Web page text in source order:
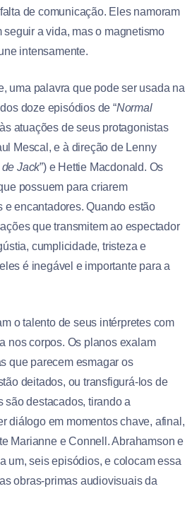
de comunicação. Eles namoram
seguir a vida, mas o magnetismo
intensamente.
uma palavra que pode ser usada na
doze episódios de “Normal
atuações de seus protagonistas
Mescal, e à direção de Lenny
Jack”) e Hettie Macdonald. Os
possuem para criarem
e encantadores. Quando estão
que transmitem ao espectador
cumplicidade, tristeza e
é inegável e importante para a
o talento de seus intérpretes com
nos corpos. Os planos exalam
que parecem esmagar os
deitados, ou transfigurá-los de
são destacados, tirando a
diálogo em momentos chave, afinal,
Marianne e Connell. Abrahamson e
um, seis episódios, e colocam essa
obras-primas audiovisuais da